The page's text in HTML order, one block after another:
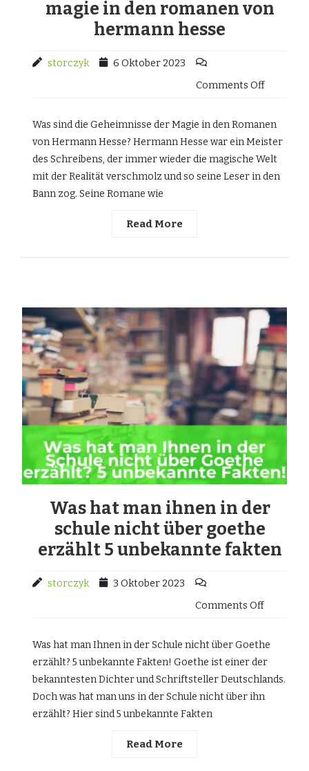
magie in den romanen von
hermann hesse
storczyk
6 Oktober 2023
Comments Off
Was sind die Geheimnisse der Magie in den Romanen
von Hermann Hesse? Hermann Hesse war ein Meister
des Schreibens, der immer wieder die magische Welt
mit der Realität verschmolz und so seine Leser in den
Bann zog. Seine Romane wie
Read More
Was hat man ihnen in der
schule nicht über goethe
erzählt 5 unbekannte fakten
storczyk
3 Oktober 2023
Comments Off
Was hat man Ihnen in der Schule nicht über Goethe
erzählt? 5 unbekannte Fakten! Goethe ist einer der
bekanntesten Dichter und Schriftsteller Deutschlands.
Doch was hat man uns in der Schule nicht über ihn
erzählt? Hier sind 5 unbekannte Fakten
Read More